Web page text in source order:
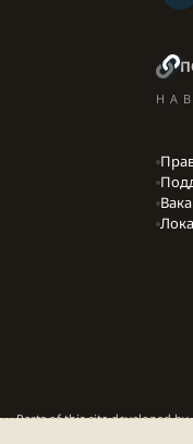
Parts of this site developed by